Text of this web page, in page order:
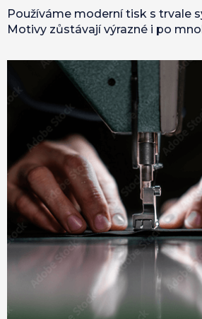
Používáme moderní tisk s trvale
Motivy zůstávají výrazné i po